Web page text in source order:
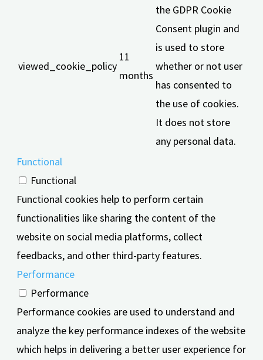
viewed_cookie_policy
11
months
the GDPR Cookie
Consent plugin and
is used to store
whether or not user
has consented to
the use of cookies.
It does not store
any personal data.
Functional
Functional
Functional cookies help to perform certain
functionalities like sharing the content of the
website on social media platforms, collect
feedbacks, and other third-party features.
Performance
Performance
Performance cookies are used to understand and
analyze the key performance indexes of the website
which helps in delivering a better user experience for